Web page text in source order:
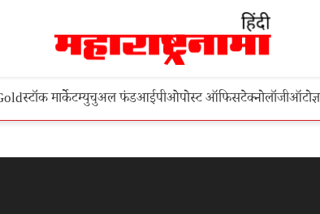
स्टॉक मार्केटम्युचुअल फंडआईपीओपोस्ट ऑफिसटेक्नोलॉजीऑटो